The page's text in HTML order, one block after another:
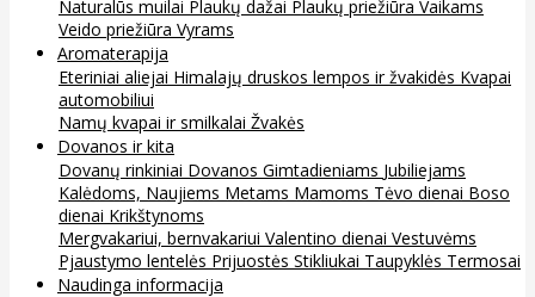
Naturalūs muilai Plaukų dažai Plaukų priežiūra Vaikams
Veido priežiūra Vyrams
Aromaterapija
Eteriniai aliejai Himalajų druskos lempos ir žvakidės Kvapai
automobiliui
Namų kvapai ir smilkalai Žvakės
Dovanos ir kita
Dovanų rinkiniai Dovanos Gimtadieniams Jubiliejams
Kalėdoms, Naujiems Metams Mamoms Tėvo dienai Boso
dienai Krikštynoms
Mergvakariui, bernvakariui Valentino dienai Vestuvėms
Pjaustymo lentelės Prijuostės Stikliukai Taupyklės Termosai
Naudinga informacija